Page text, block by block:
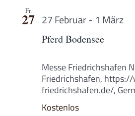
Fr.
27
Pferd Bodensee
27 Februar-1 März
Messe Friedrichshafen
Friedrichshafen,
friedrichshafen.de/,
Kostenlos